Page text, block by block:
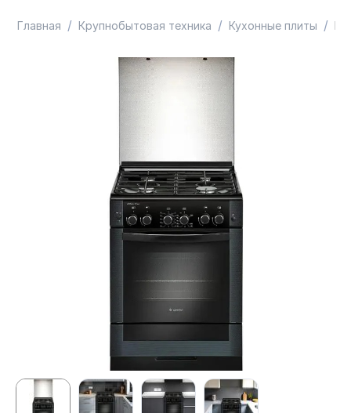
Главная / Крупнобытовая техника / Кухонные плиты /